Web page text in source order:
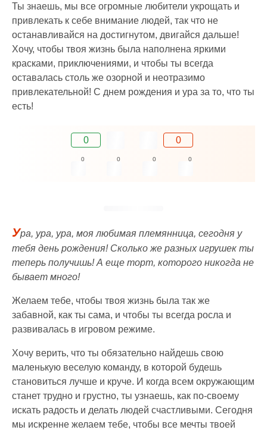
Ты знаешь, мы все огромные любители укрощать и
привлекать к себе внимание людей, так что не
останавливайся на достигнутом, двигайся дальше!
Хочу, чтобы твоя жизнь была наполнена яркими
красками, приключениями, и чтобы ты всегда
оставалась столь же озорной и неотразимо
привлекательной! С днем рождения и ура за то, что ты
есть!
0 0
0 0 0 0
Ура, ура, ура, моя любимая племянница, сегодня у
тебя день рождения! Сколько же разных игрушек ты
теперь получишь! А еще торт, которого никогда не
бывает много!
Желаем тебе, чтобы твоя жизнь была так же
забавной, как ты сама, и чтобы ты всегда росла и
развивалась в игровом режиме.
Хочу верить, что ты обязательно найдешь свою
маленькую веселую команду, в которой будешь
становиться лучше и круче. И когда всем окружающим
станет трудно и грустно, ты узнаешь, как по-своему
искать радость и делать людей счастливыми. Сегодня
мы искренне желаем тебе, чтобы все мечты твоей